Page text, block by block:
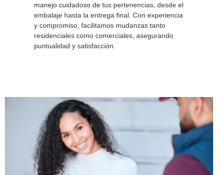
manejo cuidadoso de tus pertenencias, desde el
embalaje hasta la entrega final. Con experiencia
y compromiso, facilitamos mudanzas tanto
residenciales como comerciales, asegurando
puntualidad y satisfacción.